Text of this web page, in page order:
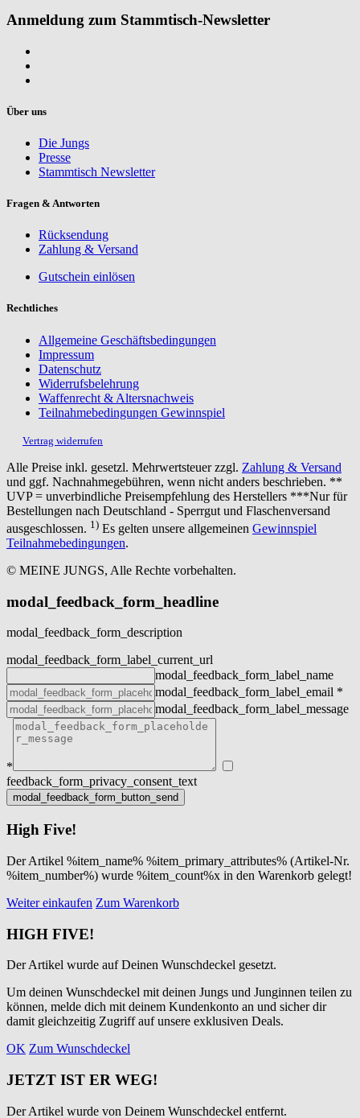
Anmeldung zum Stammtisch-Newsletter
Über uns
Die Jungs
Presse
Stammtisch Newsletter
Fragen & Antworten
Rücksendung
Zahlung & Versand
Gutschein einlösen
Rechtliches
Allgemeine Geschäftsbedingungen
Impressum
Datenschutz
Widerrufsbelehrung
Waffenrecht & Altersnachweis
Teilnahmebedingungen Gewinnspiel
Vertrag widerrufen
Alle Preise inkl. gesetzl. Mehrwertsteuer zzgl. Zahlung & Versand
und ggf. Nachnahmegebühren, wenn nicht anders beschrieben. **
UVP = unverbindliche Preisempfehlung des Herstellers ***Nur für
Bestellungen nach Deutschland - Sperrgut und Flaschenversand
ausgeschlossen. 1) Es gelten unsere allgemeinen Gewinnspiel
Teilnahmebedingungen.
© MEINE JUNGS, Alle Rechte vorbehalten.
modal_feedback_form_headline
modal_feedback_form_description
modal_feedback_form_label_current_url
modal_feedback_form_label_name
modal_feedback_form_label_email *
modal_feedback_form_label_message
*
feedback_form_privacy_consent_text
High Five!
Der Artikel %item_name% %item_primary_attributes% (Artikel-Nr.
%item_number%) wurde %item_count%x in den Warenkorb gelegt!
Weiter einkaufen Zum Warenkorb
HIGH FIVE!
Der Artikel wurde auf Deinen Wunschdeckel gesetzt.
Um deinen Wunschdeckel mit deinen Jungs und Junginnen teilen zu
können, melde dich mit deinem Kundenkonto an und sicher dir
damit gleichzeitig Zugriff auf unsere exklusiven Deals.
OK Zum Wunschdeckel
JETZT IST ER WEG!
Der Artikel wurde von Deinem Wunschdeckel entfernt.